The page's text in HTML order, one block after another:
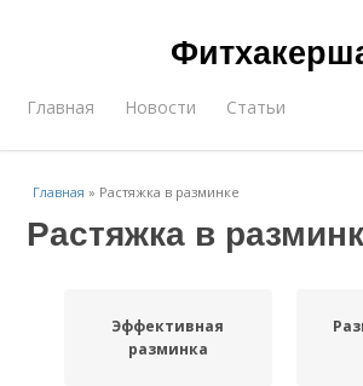
Главная Новости Статьи
Главная » Растяжка в разминке
Растяжка в
Эффективная
разминка